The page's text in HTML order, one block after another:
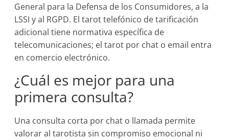
General para la Defensa de los Consumidores, a la
LSSI y al RGPD. El tarot telefónico de tarificación
adicional tiene normativa específica de
telecomunicaciones; el tarot por chat o email entra
en comercio electrónico.
¿Cuál es mejor para una
primera consulta?
Una consulta corta por chat o llamada permite
valorar al tarotista sin compromiso emocional ni